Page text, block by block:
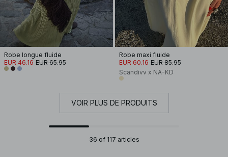
Robe longue fluide
EUR 46.16 EUR 65.95
Robe maxi fluide
EUR 60.16 EUR 85.95
Scandivv x NA-KD
VOIR PLUS DE PRODUITS
36 of 117 articles